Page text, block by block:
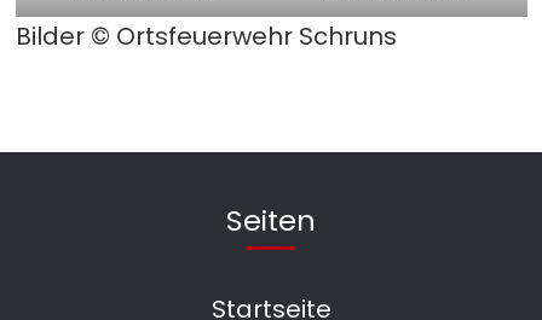
Bilder © Ortsfeuerwehr Schruns
Seiten
Startseite